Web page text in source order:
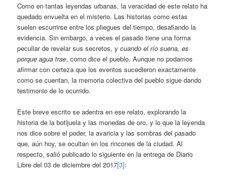
Como en tantas leyendas urbanas, la veracidad de este relato ha
quedado envuelta en el misterio. Las historias como estas
suelen escurrirse entre los pliegues del tiempo, desafiando la
evidencia. Sin embargo, a veces el pasado tiene una forma
peculiar de revelar sus secretos, ycuando el río suena, es
porque agua trae, como dice el pueblo. Aunque no podamos
afirmar con certeza que los eventos sucedieron exactamente
como se cuentan, la memoria colectiva del pueblo sigue dando
testimonio de lo ocurrido.
Este breve escrito se adentra en ese relato, explorando la
historia de la botijuela y las monedas de oro, y lo que la leyenda
nos dice sobre el poder, la avaricia y las sombras del pasado
que, aún hoy, se ocultan en los rincones de la ciudad. Al
respecto, salió publicado lo siguiente en la entrega de Diario
Libre del 03 de diciembre del 2017[3]: